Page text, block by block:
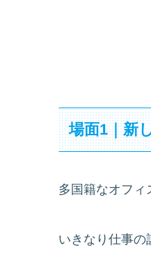
場面1｜新
多国籍なオフィ
いきなり仕事の